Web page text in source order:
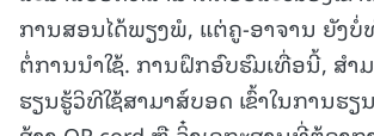
ການສອນໄດ້ພຽງພໍ, ແຕ່ຄູ-ອາຈານ ຍັງບໍ່ທັ
ຕໍ່ການນໍາໃຊ້. ການຝຶກອົບຮົມເທື່ອນີ້, ສຳ
ຮຽນຮູ້ວິທີໃຊ້ສາມາສ໌ບອດ ເຂົ້າໃນການຮ